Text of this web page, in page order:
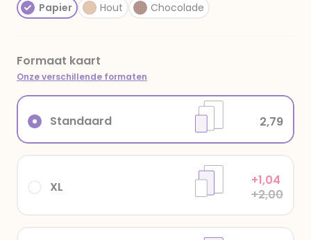
Papier Hout Chocolade
Formaat kaart
Onze verschillende formaten
XL
+1,04
+2,00
Standaard 2,79